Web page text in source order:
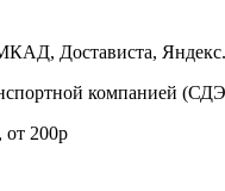
Достависта,
компанией
200р